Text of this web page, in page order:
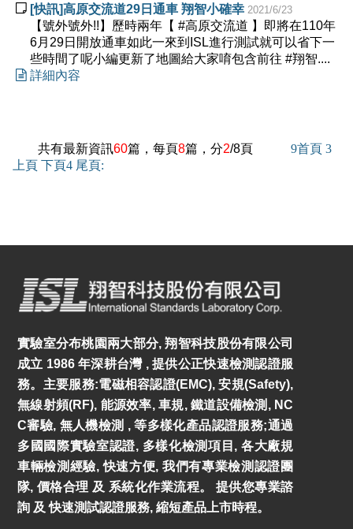
 [快訊]高原交流道29日通車 翔智小確幸 2021/6/23
【號外號外!!】歷時兩年【 #高原交流道 】即將在110年
6月29日開放通車如此一來到ISL進行測試就可以省下一
些時間了呢小編更新了地圖給大家唷包含前往 #翔智....
 詳細內容
共有最新資訊60篇，每頁8篇，分2/8頁 9首頁 3
上頁 下頁4 尾頁:
實驗室分布桃園兩大部分, 翔智科技股份有限公司
成立 1986 年深耕台灣 , 提供公正快速檢測認證服
務。主要服務:電磁相容認證(EMC), 安規(Safety),
無線射頻(RF), 能源效率, 車規, 鐵道設備檢測, NC
C審驗, 無人機檢測 , 等多樣化產品認證服務;通過
多國國際實驗室認證, 多樣化檢測項目, 各大廠規
車輛檢測經驗, 快速方便, 我們有專業檢測認證團
隊, 價格合理 及 系統化作業流程。 提供您專業諮
詢 及 快速測試認證服務, 縮短產品上市時程。